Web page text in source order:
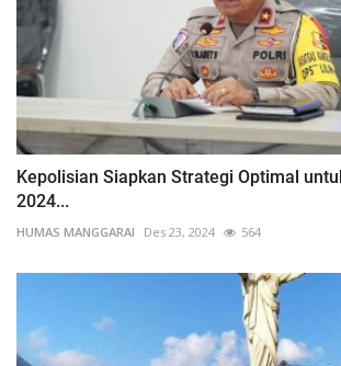
Kepolisian Siapkan Strategi Optimal
2024...
HUMAS MANGGARAI Des 23, 2024 564